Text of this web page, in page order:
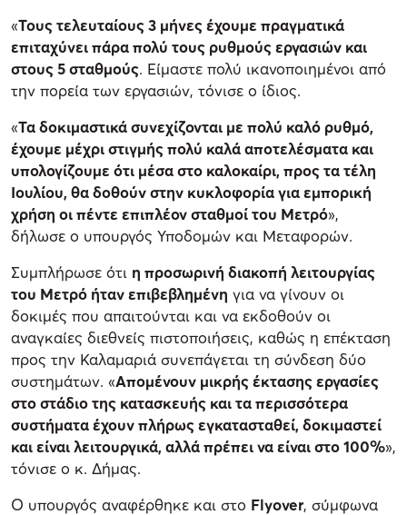
«Τους τελευταίους 3 μήνες έχουμε πραγματικά
επιταχύνει πάρα πολύ τους ρυθμούς εργασιών και
στους 5 σταθμούς. Είμαστε πολύ ικανοποιημένοι από
την πορεία των εργασιών, τόνισε ο ίδιος.
«Τα δοκιμαστικά συνεχίζονται με πολύ καλό ρυθμό,
έχουμε μέχρι στιγμής πολύ καλά αποτελέσματα και
υπολογίζουμε ότι μέσα στο καλοκαίρι, προς τα τέλη
Ιουλίου, θα δοθούν στην κυκλοφορία για εμπορική
χρήση οι πέντε επιπλέον σταθμοί του Μετρό»,
δήλωσε ο υπουργός Υποδομών και Μεταφορών.
Συμπλήρωσε ότι η προσωρινή διακοπή λειτουργίας
του Μετρό ήταν επιβεβλημένη για να γίνουν οι
δοκιμές που απαιτούνται και να εκδοθούν οι
αναγκαίες διεθνείς πιστοποιήσεις, καθώς η επέκταση
προς την Καλαμαριά συνεπάγεται τη σύνδεση δύο
συστημάτων. «Απομένουν μικρής έκτασης εργασίες
στο στάδιο της κατασκευής και τα περισσότερα
συστήματα έχουν πλήρως εγκατασταθεί, δοκιμαστεί
και είναι λειτουργικά, αλλά πρέπει να είναι στο 100%»,
τόνισε ο κ. Δήμας.
Ο υπουργός αναφέρθηκε και στο Flyover, σύμφωνα